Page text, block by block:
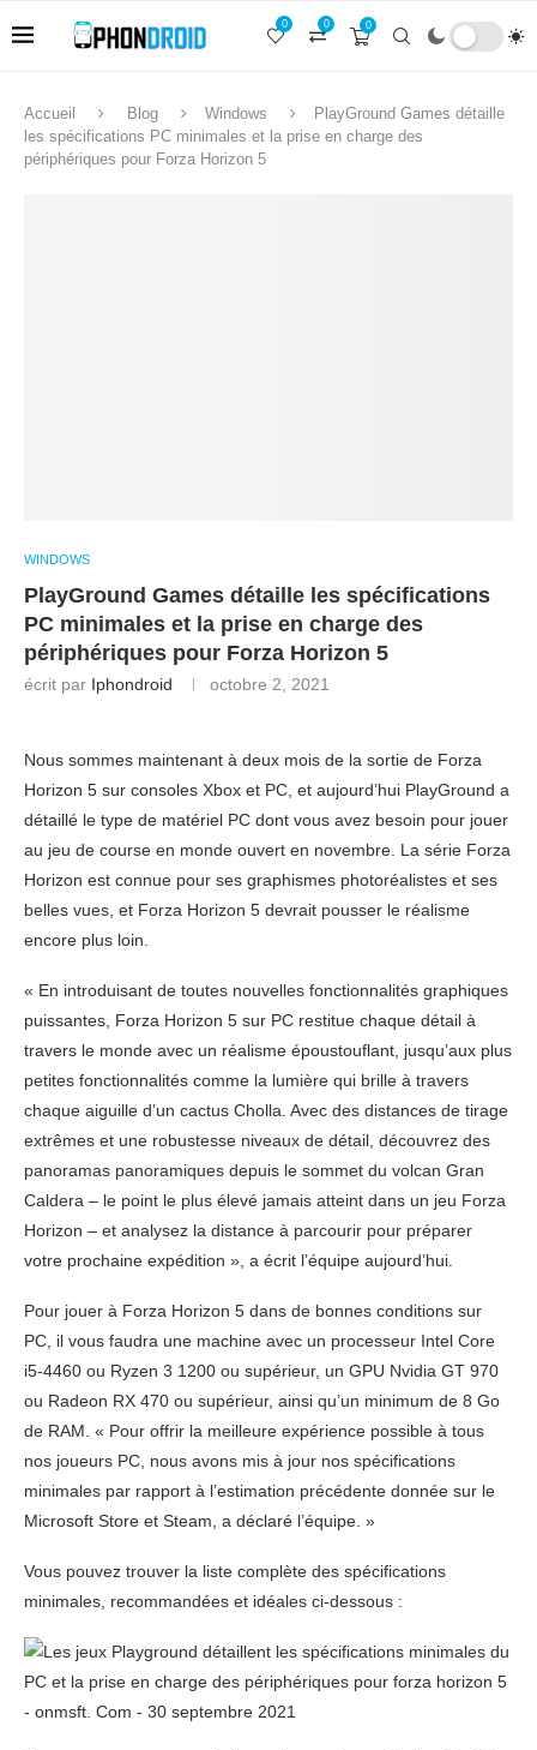
0
0
0
Accueil Blog Windows
PlayGround Games détaille
les spécifications PC minimales et la prise en charge des
périphériques pour Forza Horizon 5
WINDOWS
PlayGround Games détaille les spécifications
PC minimales et la prise en charge des
périphériques pour Forza Horizon 5
écrit par Iphondroid octobre 2, 2021
Nous sommes maintenant à deux mois de la sortie de Forza
Horizon 5 sur consoles Xbox et PC, et aujourd’hui PlayGround a
détaillé le type de matériel PC dont vous avez besoin pour jouer
au jeu de course en monde ouvert en novembre. La série Forza
Horizon est connue pour ses graphismes photoréalistes et ses
belles vues, et Forza Horizon 5 devrait pousser le réalisme
encore plus loin.
« En introduisant de toutes nouvelles fonctionnalités graphiques
puissantes, Forza Horizon 5 sur PC restitue chaque détail à
travers le monde avec un réalisme époustouflant, jusqu’aux plus
petites fonctionnalités comme la lumière qui brille à travers
chaque aiguille d’un cactus Cholla. Avec des distances de tirage
extrêmes et une robustesse niveaux de détail, découvrez des
panoramas panoramiques depuis le sommet du volcan Gran
Caldera – le point le plus élevé jamais atteint dans un jeu Forza
Horizon – et analysez la distance à parcourir pour préparer
votre prochaine expédition », a écrit l’équipe aujourd’hui.
Pour jouer à Forza Horizon 5 dans de bonnes conditions sur
PC, il vous faudra une machine avec un processeur Intel Core
i5-4460 ou Ryzen 3 1200 ou supérieur, un GPU Nvidia GT 970
ou Radeon RX 470 ou supérieur, ainsi qu’un minimum de 8 Go
de RAM. « Pour offrir la meilleure expérience possible à tous
nos joueurs PC, nous avons mis à jour nos spécifications
minimales par rapport à l’estimation précédente donnée sur le
Microsoft Store et Steam, a déclaré l’équipe. »
Vous pouvez trouver la liste complète des spécifications
minimales, recommandées et idéales ci-dessous :